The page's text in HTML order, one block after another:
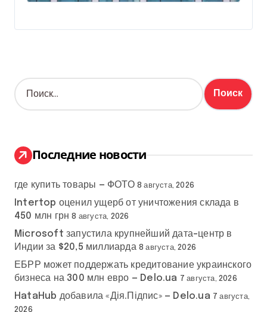
Н
а
:
Последние новости
где купить товары — ФОТО 8 августа, 2026
Intertop оценил ущерб от уничтожения склада в
450 млн грн 8 августа, 2026
Microsoft запустила крупнейший дата-центр в
Индии за $20,5 миллиарда 8 августа, 2026
ЕБРР может поддержать кредитование украинского
бизнеса на 300 млн евро — Delo.ua 7 августа, 2026
HataHub добавила «Дія.Підпис» — Delo.ua 7 августа,
2026